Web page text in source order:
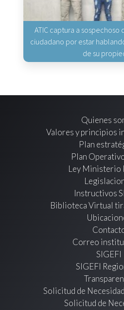
ATIC captura a sospechoso
ciudadano por estar
de su
Quienes
Valores y principios
Plan
Plan
Ley Ministerio
Instructivos
Biblioteca Virtual
Correo
SIGEFI
SIGEFI
Solicitud de
Solicitud de